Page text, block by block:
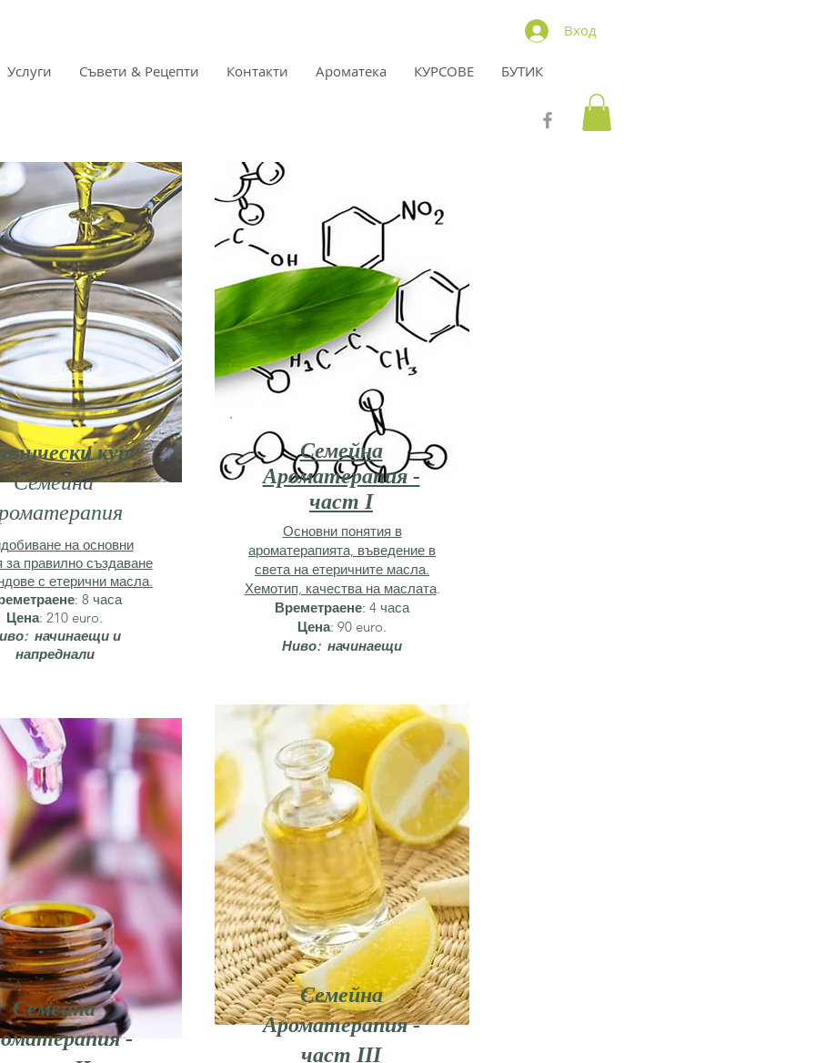
Вход
Услуги Съвети & Рецепти Контакти Ароматека КУРСОВЕ БУТИК
курс
Семейна
на основни
за правилно създаване
с етерични масла.
: 8 часа
Цена: 210 euro.
начинаещи и
напреднали
Семейна
-
Семейна
Ароматерапия -
част I
Основни понятия в
ароматерапията, въведение в
света на етеричните масла.
Хемотип, качества на маслата.
Времетраене: 4 часа
Цена: 90 euro.
Ниво: начинаещи
Семейна
Ароматерапия -
част III